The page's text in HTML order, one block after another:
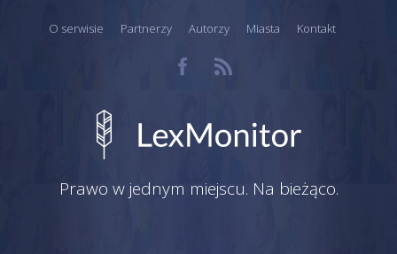
O serwisie Partnerzy Autorzy Miasta Kontakt
Prawo w jednym miejscu. Na bieżąco.